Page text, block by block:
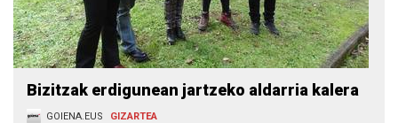
Bizitzak erdigunean jartzeko aldarria kalera
GOIENA.EUS GIZARTEA